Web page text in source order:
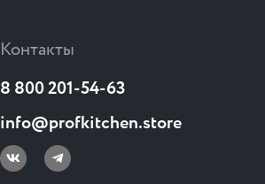
Контакты
8 800 201-54-63
info@profkitchen.store